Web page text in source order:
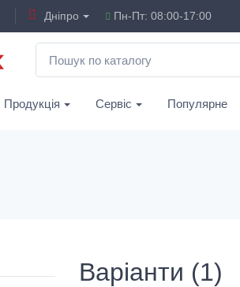
Дніпро Пн-Пт: 08:00-17:00
Продукція Сервіс Популярне
Варіанти (1)